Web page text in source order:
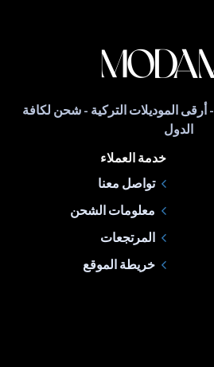
موضة مكس Moda Mix - أرقى الموديلات التركية - شحن لكافة
الدول
خدمة العملاء
تواصل معنا
معلومات الشحن
المرتجعات
خريطة الموقع